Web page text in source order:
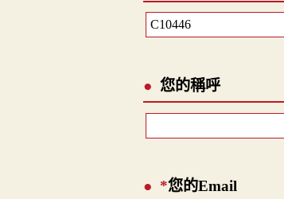
您的稱呼
*您的Email